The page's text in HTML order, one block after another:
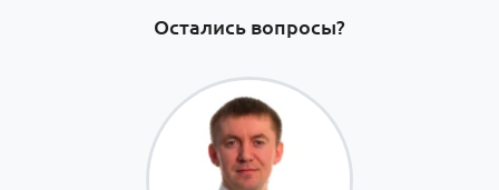
Остались вопросы?